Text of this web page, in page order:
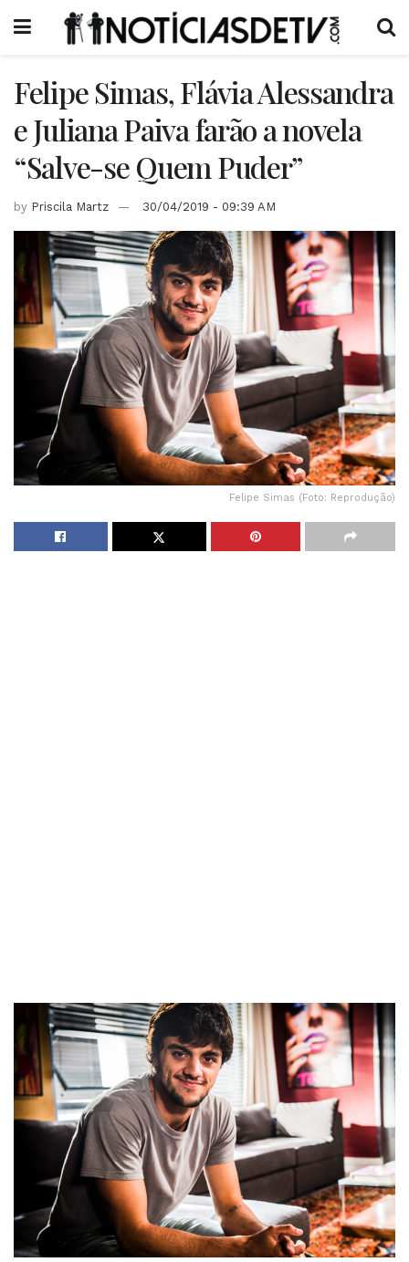
Felipe Simas, Flávia Alessandra
e Juliana Paiva farão a novela
“Salve-se Quem Puder”
by Priscila Martz 30/04/2019 - 09:39 AM
Felipe Simas (Foto: Reprodução)